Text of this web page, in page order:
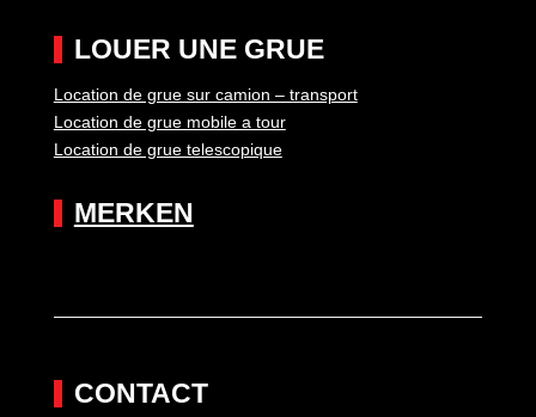
LOUER UNE GRUE
Location de grue sur camion – transport
Location de grue mobile a tour
Location de grue telescopique
MERKEN
CONTACT